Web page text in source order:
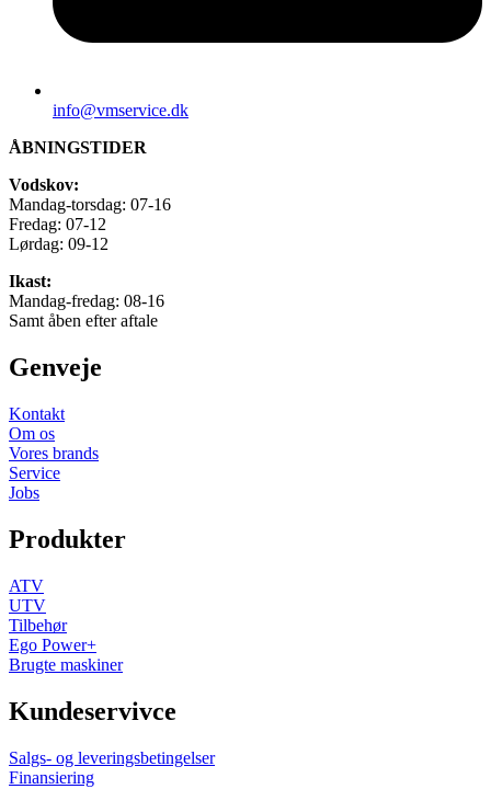
info@vmservice.dk
ÅBNINGSTIDER
Vodskov:
Mandag-torsdag: 07-16
Fredag: 07-12
Lørdag: 09-12
Ikast:
Mandag-fredag: 08-16
Samt åben efter aftale
Genveje
Kontakt
Om os
Vores brands
Service
Jobs
Produkter
ATV
UTV
Tilbehør
Ego Power+
Brugte maskiner
Kundeservivce
Salgs- og leveringsbetingelser
Finansiering